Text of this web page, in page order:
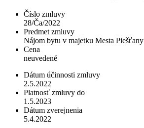
Číslo zmluvy
28/Ča/2022
Predmet zmluvy
Nájom bytu v majetku Mesta Piešťany
Cena
neuvedené
Dátum účinnosti zmluvy
2.5.2022
Platnosť zmluvy do
1.5.2023
Dátum zverejnenia
5.4.2022